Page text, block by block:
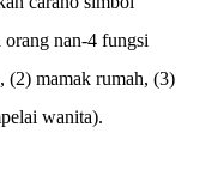
nan-4 fungsi
(2) mamak rumah, (3)
wanita).